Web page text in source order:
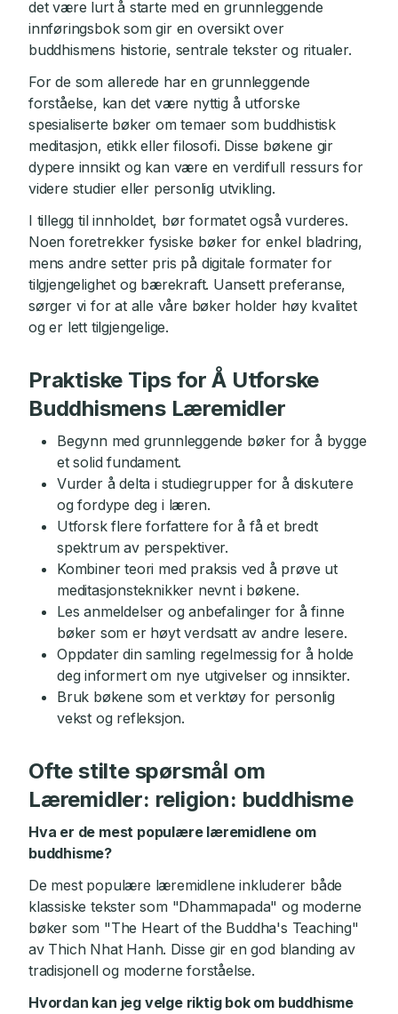
det være lurt å starte med en grunnleggende
innføringsbok som gir en oversikt over
buddhismens historie, sentrale tekster og ritualer.
For de som allerede har en grunnleggende
forståelse, kan det være nyttig å utforske
spesialiserte bøker om temaer som buddhistisk
meditasjon, etikk eller filosofi. Disse bøkene gir
dypere innsikt og kan være en verdifull ressurs for
videre studier eller personlig utvikling.
I tillegg til innholdet, bør formatet også vurderes.
Noen foretrekker fysiske bøker for enkel bladring,
mens andre setter pris på digitale formater for
tilgjengelighet og bærekraft. Uansett preferanse,
sørger vi for at alle våre bøker holder høy kvalitet
og er lett tilgjengelige.
Praktiske Tips for Å Utforske
Buddhismens Læremidler
Begynn med grunnleggende bøker for å bygge
et solid fundament.
Vurder å delta i studiegrupper for å diskutere
og fordype deg i læren.
Utforsk flere forfattere for å få et bredt
spektrum av perspektiver.
Kombiner teori med praksis ved å prøve ut
meditasjonsteknikker nevnt i bøkene.
Les anmeldelser og anbefalinger for å finne
bøker som er høyt verdsatt av andre lesere.
Oppdater din samling regelmessig for å holde
deg informert om nye utgivelser og innsikter.
Bruk bøkene som et verktøy for personlig
vekst og refleksjon.
Ofte stilte spørsmål om
Læremidler: religion: buddhisme
Hva er de mest populære læremidlene om
buddhisme?
De mest populære læremidlene inkluderer både
klassiske tekster som "Dhammapada" og moderne
bøker som "The Heart of the Buddha's Teaching"
av Thich Nhat Hanh. Disse gir en god blanding av
tradisjonell og moderne forståelse.
Hvordan kan jeg velge riktig bok om buddhisme